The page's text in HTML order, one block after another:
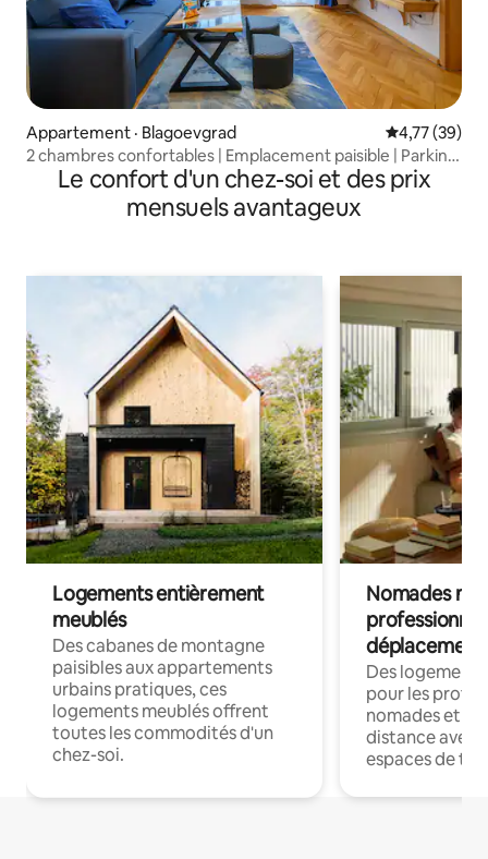
Appartement · Blagoevgrad Note
4,77 (39)
2 chambres confortables | Emplacement paisible | Parking
gratuitLe confort d'un chez-soi et des prix
mensuels avantageux
Logements entièrement
meublés
Des cabanes de montagne
paisibles aux appartements
urbains pratiques, ces
logements meublés offrent
toutes les commodités d'un
chez-soi.
Nomades
déplacement
Des
pour les
nomades et
distance avec
espaces de